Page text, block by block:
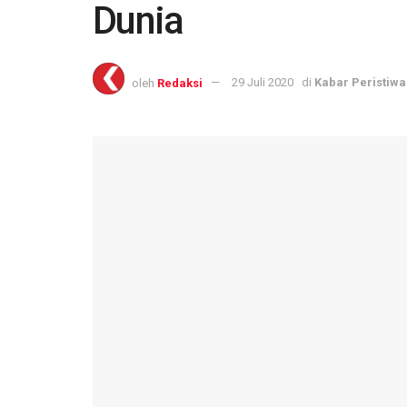
Dunia
oleh Redaksi 29 Juli 2020 di Kabar Peristiwa